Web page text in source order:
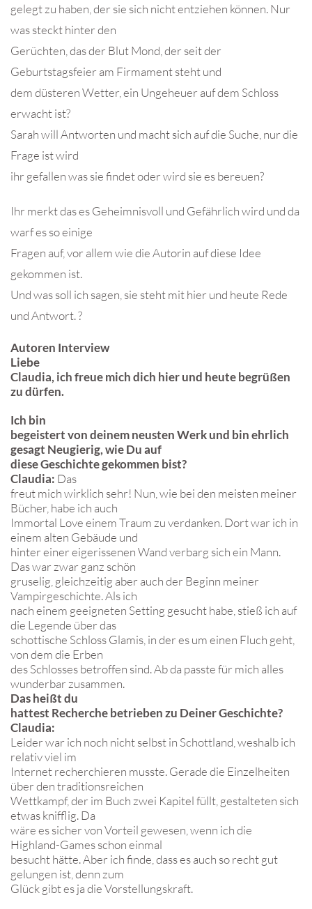
gelegt zu haben, der sie sich nicht entziehen können. Nur
was steckt hinter den
Gerüchten, das der Blut Mond, der seit der
Geburtstagsfeier am Firmament steht und
dem düsteren Wetter, ein Ungeheuer auf dem Schloss
erwacht ist?
Sarah will Antworten und macht sich auf die Suche, nur die
Frage ist wird
ihr gefallen was sie findet oder wird sie es bereuen?
Ihr merkt das es Geheimnisvoll und Gefährlich wird und da
warf es so einige
Fragen auf, vor allem wie die Autorin auf diese Idee
gekommen ist.
Und was soll ich sagen, sie steht mit hier und heute Rede
und Antwort. ?
Autoren Interview
Liebe
Claudia, ich freue mich dich hier und heute begrüßen
zu dürfen.
Ich bin
begeistert von deinem neusten Werk und bin ehrlich
gesagt Neugierig, wie Du auf
diese Geschichte gekommen bist?
Claudia: Das
freut mich wirklich sehr! Nun, wie bei den meisten meiner
Bücher, habe ich auch
Immortal Love einem Traum zu verdanken. Dort war ich in
einem alten Gebäude und
hinter einer eigerissenen Wand verbarg sich ein Mann.
Das war zwar ganz schön
gruselig, gleichzeitig aber auch der Beginn meiner
Vampirgeschichte. Als ich
nach einem geeigneten Setting gesucht habe, stieß ich auf
die Legende über das
schottische Schloss Glamis, in der es um einen Fluch geht,
von dem die Erben
des Schlosses betroffen sind. Ab da passte für mich alles
wunderbar zusammen.
Das heißt du
hattest Recherche betrieben zu Deiner Geschichte?
Claudia:
Leider war ich noch nicht selbst in Schottland, weshalb ich
relativ viel im
Internet recherchieren musste. Gerade die Einzelheiten
über den traditionsreichen
Wettkampf, der im Buch zwei Kapitel füllt, gestalteten sich
etwas knifflig. Da
wäre es sicher von Vorteil gewesen, wenn ich die
Highland-Games schon einmal
besucht hätte. Aber ich finde, dass es auch so recht gut
gelungen ist, denn zum
Glück gibt es ja die Vorstellungskraft.